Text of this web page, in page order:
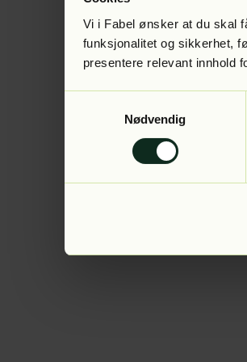
Vi i Fabel ønsker at du skal
funksjonalitet og sikkerhet,
presentere relevant innhold
Nødvendig
Application